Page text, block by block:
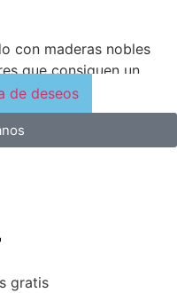
con maderas nobles
que consiguen un
de deseos
gratis